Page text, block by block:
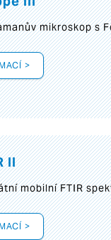
mikroskop s
>
II
mobilní FTIR
>